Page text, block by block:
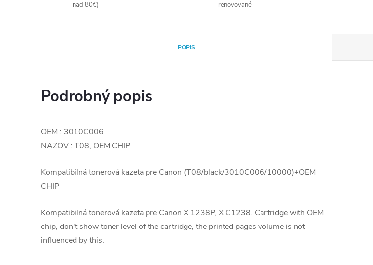
nad 80€)
renovované
POPIS
Podrobný popis
OEM : 3010C006
NAZOV : T08, OEM CHIP
Kompatibilná tonerová kazeta pre Canon (T08/black/3010C006/10000)+OEM
CHIP
Kompatibilná tonerová kazeta pre Canon X 1238P, X C1238. Cartridge with OEM
chip, don't show toner level of the cartridge, the printed pages volume is not
influenced by this.